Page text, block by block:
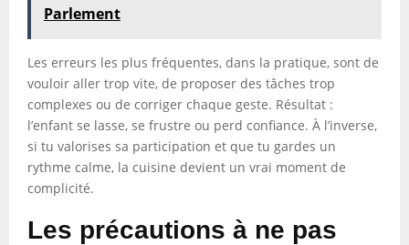
Parlement
Les erreurs les plus fréquentes, dans la pratique, sont de
vouloir aller trop vite, de proposer des tâches trop
complexes ou de corriger chaque geste. Résultat :
l’enfant se lasse, se frustre ou perd confiance. À l’inverse,
si tu valorises sa participation et que tu gardes un
rythme calme, la cuisine devient un vrai moment de
complicité.
Les précautions à ne pas